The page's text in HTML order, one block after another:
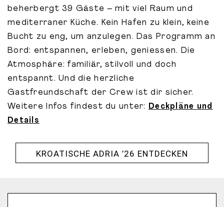
beherbergt 39 Gäste – mit viel Raum und
mediterraner Küche. Kein Hafen zu klein, keine
Bucht zu eng, um anzulegen. Das Programm an
Bord: entspannen, erleben, geniessen. Die
Atmosphäre: familiär, stilvoll und doch
entspannt. Und die herzliche
Gastfreundschaft der Crew ist dir sicher.
Weitere Infos findest du unter:
Deckpläne und
Details
KROATISCHE ADRIA ’26 ENTDECKEN